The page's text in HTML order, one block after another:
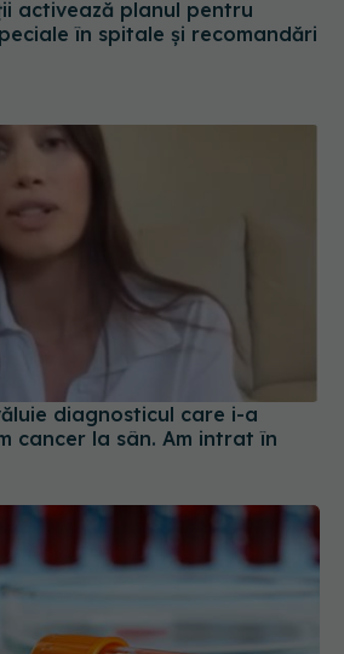
diagnosticul care i-a
cancer la sân. Am intrat în